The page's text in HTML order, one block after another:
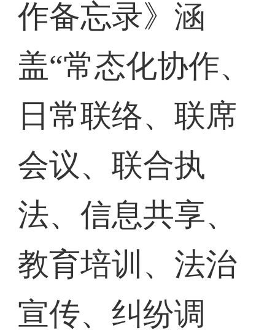
作备忘录》涵
盖“常态化协作、
日常联络、联席
会议、联合执
法、信息共享、
教育培训、法治
宣传、纠纷调